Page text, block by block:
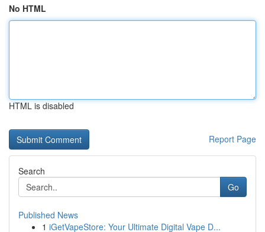
No HTML
HTML is disabled
Report Page
Search
Go
Published News
1 iGetVapeStore: Your Ultimate Digital Vape D...